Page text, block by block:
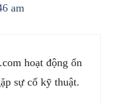
am
hoạt động ổn
sự cố kỹ thuật.